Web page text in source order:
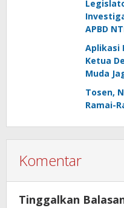
APBD
Aplikasi
Ketua
Muda
Tosen,
Ramai-
Komentar
Tinggalkan